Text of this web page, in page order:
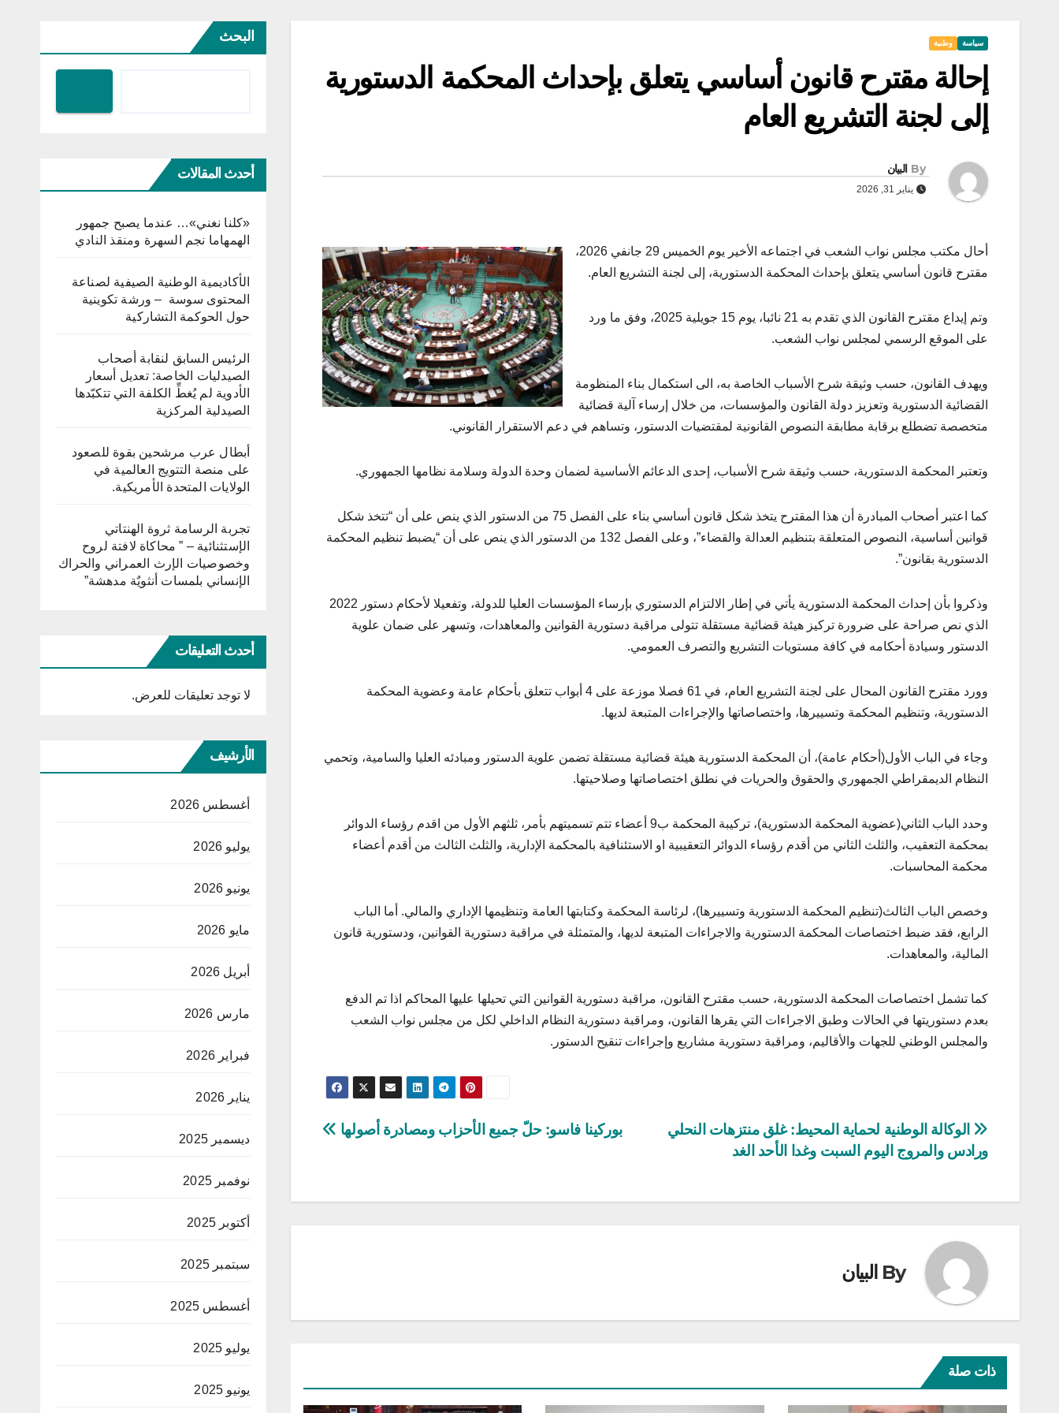
سياسة وطنية
إحالة مقترح قانون أساسي يتعلق بإحداث المحكمة الدستورية
إلى لجنة التشريع العام
By البيان
يناير 31, 2026
أحال مكتب مجلس نواب الشعب في اجتماعه الأخير يوم الخميس 29 جانفي 2026،
مقترح قانون أساسي يتعلق بإحداث المحكمة الدستورية، إلى لجنة التشريع العام.
وتم إيداع مقترح القانون الذي تقدم به 21 نائبا، يوم 15 جويلية 2025، وفق ما ورد
على الموقع الرسمي لمجلس نواب الشعب.
ويهدف القانون، حسب وثيقة شرح الأسباب الخاصة به، الى استكمال بناء المنظومة
القضائية الدستورية وتعزيز دولة القانون والمؤسسات، من خلال إرساء آلية قضائية
متخصصة تضطلع برقابة مطابقة النصوص القانونية لمقتضيات الدستور، وتساهم في دعم الاستقرار القانوني.
وتعتبر المحكمة الدستورية، حسب وثيقة شرح الأسباب، إحدى الدعائم الأساسية لضمان وحدة الدولة وسلامة نظامها الجمهوري.
كما اعتبر أصحاب المبادرة أن هذا المقترح يتخذ شكل قانون أساسي بناء على الفصل 75 من الدستور الذي ينص على أن “تتخذ شكل
قوانين أساسية، النصوص المتعلقة بتنظيم العدالة والقضاء”، وعلى الفصل 132 من الدستور الذي ينص على أن “يضبط تنظيم المحكمة
الدستورية بقانون”.
وذكروا بأن إحداث المحكمة الدستورية يأتي في إطار الالتزام الدستوري بإرساء المؤسسات العليا للدولة، وتفعيلا لأحكام دستور 2022
الذي نص صراحة على ضرورة تركيز هيئة قضائية مستقلة تتولى مراقبة دستورية القوانين والمعاهدات، وتسهر على ضمان علوية
الدستور وسيادة أحكامه في كافة مستويات التشريع والتصرف العمومي.
وورد مقترح القانون المحال على لجنة التشريع العام، في 61 فصلا موزعة على 4 أبواب تتعلق بأحكام عامة وعضوية المحكمة
الدستورية، وتنظيم المحكمة وتسييرها، واختصاصاتها والإجراءات المتبعة لديها.
وجاء في الباب الأول(أحكام عامة)، أن المحكمة الدستورية هيئة قضائية مستقلة تضمن علوية الدستور ومبادئه العليا والسامية، وتحمي
النظام الديمقراطي الجمهوري والحقوق والحريات في نطلق اختصاصاتها وصلاحيتها.
وحدد الباب الثاني(عضوية المحكمة الدستورية)، تركيبة المحكمة ب9 أعضاء تتم تسميتهم بأمر، ثلثهم الأول من اقدم رؤساء الدوائر
بمحكمة التعقيب، والثلث الثاني من أقدم رؤساء الدوائر التعقيبية او الاستئنافية بالمحكمة الإدارية، والثلث الثالث من أقدم أعضاء
محكمة المحاسبات.
وخصص الباب الثالث(تنظيم المحكمة الدستورية وتسييرها)، لرئاسة المحكمة وكتابتها العامة وتنظيمها الإداري والمالي. أما الباب
الرابع، فقد ضبط اختصاصات المحكمة الدستورية والاجراءات المتبعة لديها، والمتمثلة في مراقبة دستورية القوانين، ودستورية قانون
المالية، والمعاهدات.
كما تشمل اختصاصات المحكمة الدستورية، حسب مقترح القانون، مراقبة دستورية القوانين التي تحيلها عليها المحاكم اذا تم الدفع
بعدم دستوريتها في الحالات وطبق الاجراءات التي يقرها القانون، ومراقبة دستورية النظام الداخلي لكل من مجلس نواب الشعب
والمجلس الوطني للجهات والأقاليم، ومراقبة دستورية مشاريع وإجراءات تنقيح الدستور.
تصفّح
المقالات
بوركينا فاسو: حلّ جميع الأحزاب ومصادرة أصولها
الوكالة الوطنية لحماية المحيط: غلق منتزهات النحلي
ورادس والمروج اليوم السبت وغدا الأحد الغد
By البيان
ذات صلة
البحث
أحدث المقالات
«كلنا نغني»… عندما يصبح جمهور
الهمهاما نجم السهرة ومنقذ النادي
الأكاديمية الوطنية الصيفية لصناعة
المحتوى سوسة – ورشة تكوينية
حول الحوكمة التشاركية
الرئيس السابق لنقابة أصحاب
الصيدليات الخاصة: تعديل أسعار
الأدوية لم يُغطِّ الكلفة التي تتكبّدها
الصيدلية المركزية
أبطال عرب مرشحين بقوة للصعود
على منصة التتويج العالمية في
الولايات المتحدة الأمريكية.
تجربة الرسامة ثروة الهنتاتي
الإستثنائية – ” محاكاة لافتة لروح
وخصوصيات الإرث العمراني والحراك
الإنساني بلمسات أنثويٌة مدهشة”
أحدث التعليقات
لا توجد تعليقات للعرض.
الأرشيف
أغسطس 2026
يوليو 2026
يونيو 2026
مايو 2026
أبريل 2026
مارس 2026
فبراير 2026
يناير 2026
ديسمبر 2025
نوفمبر 2025
أكتوبر 2025
سبتمبر 2025
أغسطس 2025
يوليو 2025
يونيو 2025